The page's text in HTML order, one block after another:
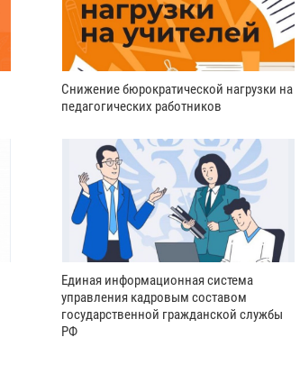
Снижение бюрократической нагрузки на
педагогических работников
Единая информационная система
управления кадровым составом
государственной гражданской службы
РФ